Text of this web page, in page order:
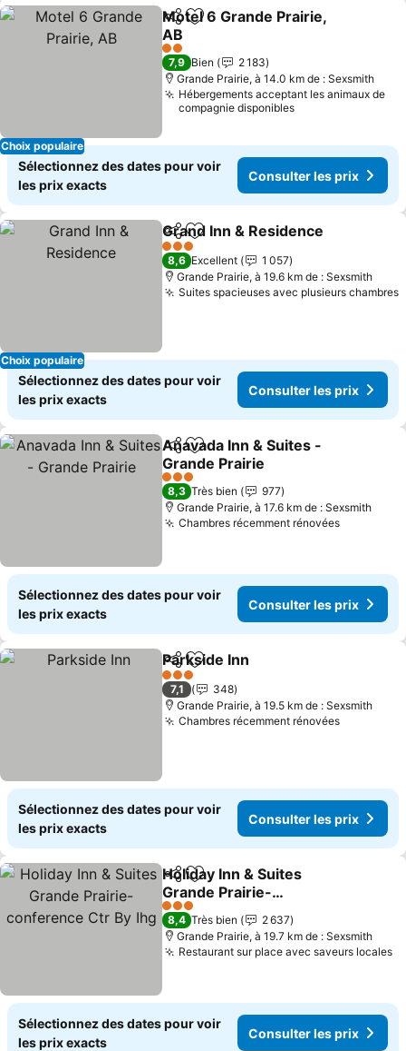
Choix populaire
PartagerAjouter à mes favoris
Motel 6 Grande Prairie,
AB
2 Étoiles
7,9 Bien
2 183
Grande Prairie, à 14.0 km de : Sexsmith
Hébergements acceptant les animaux de
compagnie disponibles
Sélectionnez des dates pour voir
les prix exacts
Consulter les prix
Choix populaire
PartagerAjouter à mes favoris
Grand Inn & Residence
3 Étoiles
8,6 Excellent
1 057
Grande Prairie, à 19.6 km de : Sexsmith
Suites spacieuses avec plusieurs chambres
Sélectionnez des dates pour voir
les prix exacts
Consulter les prix
PartagerAjouter à mes favoris
Anavada Inn & Suites -
Grande Prairie
3 Étoiles
8,3 Très bien
977
Grande Prairie, à 17.6 km de : Sexsmith
Chambres récemment rénovées
Sélectionnez des dates pour voir
les prix exacts
Consulter les prix
PartagerAjouter à mes favoris
Parkside Inn
3 Étoiles
7,1
348
Grande Prairie, à 19.5 km de : Sexsmith
Chambres récemment rénovées
Sélectionnez des dates pour voir
les prix exacts
Consulter les prix
PartagerAjouter à mes favoris
Holiday Inn & Suites
Grande Prairie-
conference Ctr By Ihg
3 Étoiles
8,4 Très bien
2 637
Grande Prairie, à 19.7 km de : Sexsmith
Restaurant sur place avec saveurs locales
Sélectionnez des dates pour voir
les prix exacts
Consulter les prix